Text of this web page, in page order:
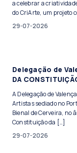
a celebrar a
do CriArte, um projeto
29-07-2026
Delegação de
DA
A Delegação de
Artistas sediado no
Bienal de Cerveira, no
Constituição da […]
29-07-2026